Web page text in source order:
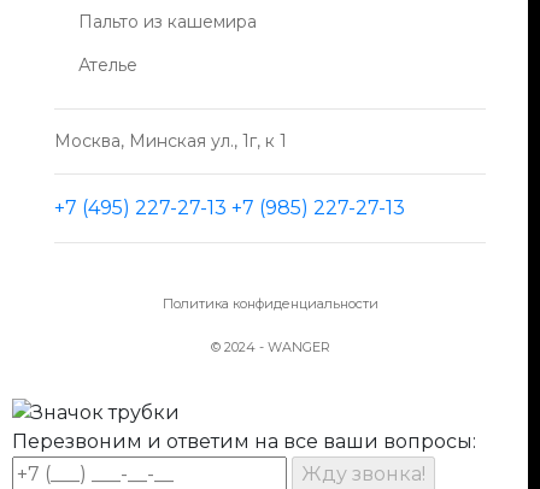
Индивидуальный пошив одежды из кожи,
Пальто из кашемира
Ателье
Москва, Минская ул., 1г, к 1
+7 (495) 227-27-13 +7 (985) 227-27-13
© 2024 - WANGER
Политика конфиденциальности
Перезвоним и ответим на все ваши вопросы: